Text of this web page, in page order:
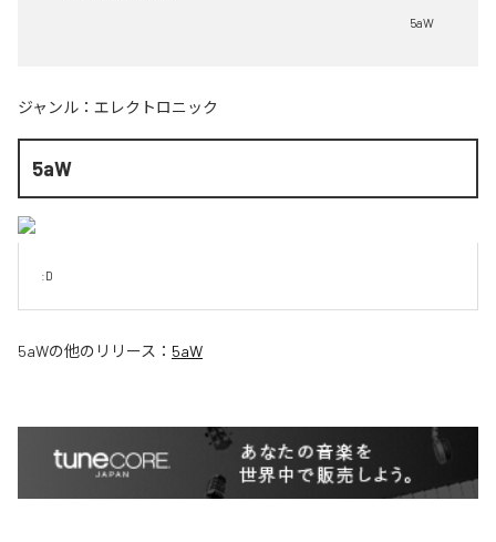
5aW
ジャンル： エレクトロニック
5aW
:D
5aWの他のリリース： 5aW